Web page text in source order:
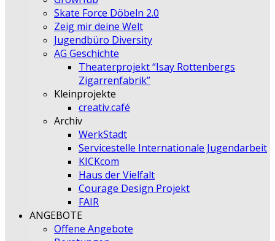
Skate Force Döbeln 2.0
Zeig mir deine Welt
Jugendbüro Diversity
AG Geschichte
Theaterprojekt “Isay Rottenbergs
Zigarrenfabrik”
Kleinprojekte
creativ.café
Archiv
WerkStadt
Servicestelle Internationale Jugendarbeit
KICKcom
Haus der Vielfalt
Courage Design Projekt
FAIR
ANGEBOTE
Offene Angebote